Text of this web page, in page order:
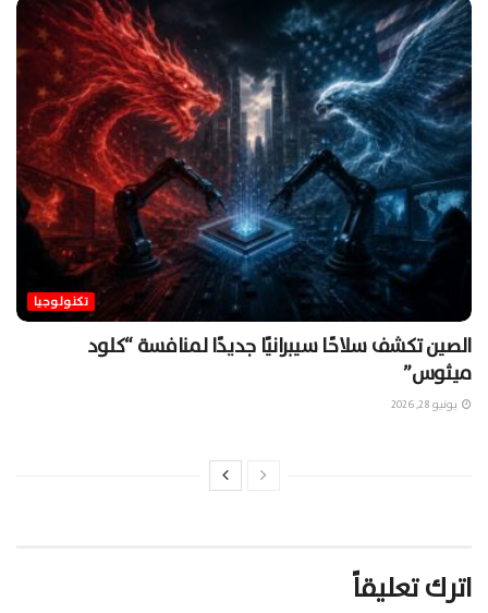
تكنولوجيا
الصين تكشف سلاحًا سيبرانيًا جديدًا لمنافسة “كلود
ميثوس”
يونيو 28, 2026
اترك تعليقاً